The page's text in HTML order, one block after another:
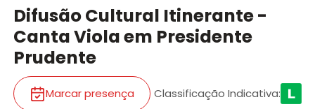
Difusão Cultural Itinerante -
Canta Viola em Presidente
Prudente
Marcar presença Classificação Indicativa: